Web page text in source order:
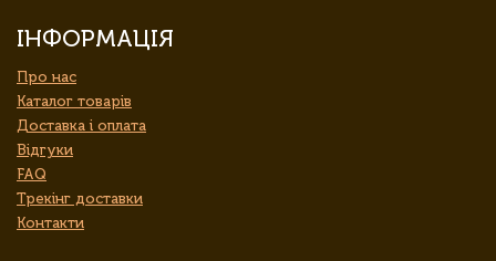
ІНФОРМАЦІЯ
Про нас
Каталог товарів
Доставка і оплата
Відгуки
FAQ
Трекінг доставки
Контакти